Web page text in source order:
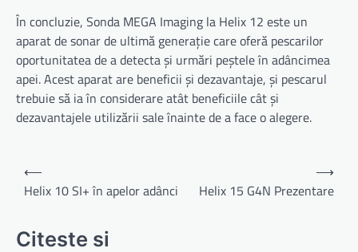
În concluzie, Sonda MEGA Imaging la Helix 12 este un
aparat de sonar de ultimă generație care oferă pescarilor
oportunitatea de a detecta și urmări peștele în adâncimea
apei. Acest aparat are beneficii și dezavantaje, și pescarul
trebuie să ia în considerare atât beneficiile cât și
dezavantajele utilizării sale înainte de a face o alegere.
Navigare
în
⟵
Helix 10 SI+ în apelor adânci
Helix 15 G4N Prezentare
⟶
Citeste si